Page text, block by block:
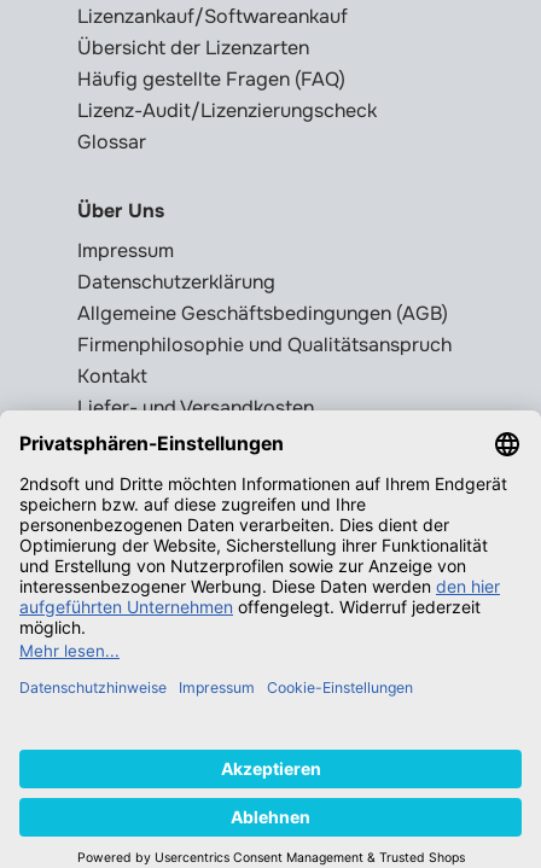
Lizenzankauf/Softwareankauf
Übersicht der Lizenzarten
Häufig gestellte Fragen (FAQ)
Lizenz-Audit/Lizenzierungscheck
Glossar
Über Uns
Impressum
Datenschutzerklärung
Allgemeine Geschäftsbedingungen (AGB)
Firmenphilosophie und Qualitätsanspruch
Kontakt
Liefer- und Versandkosten
Rückgabebedingungen
Wissenswertes
Legale Gebrauchtsoftware erkennen
Produktschlüssel = Lizenz?
Microsoft Office legal erwerben
Qualifizierende Betriebssysteme f.
© 2026 2ndsoft GmbH - All rights
reserved